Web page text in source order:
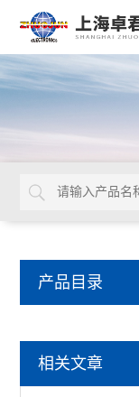
产品目录
表面抵抗计
相关文章